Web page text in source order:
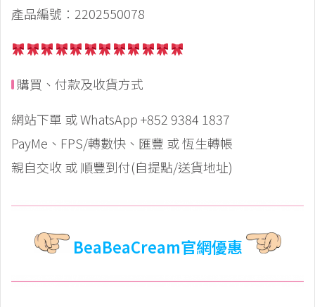
產品編號：2202550078
購買、付款及收貨方式
網站下單 或 WhatsApp +852 9384 1837
PayMe、FPS/轉數快、匯豐 或 恆生轉帳
親自交收 或 順豐到付(自提點/送貨地址)
BeaBeaCream官網優惠